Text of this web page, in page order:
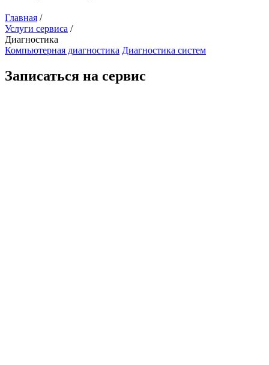
Главная /
Услуги сервиса /
Диагностика
Компьютерная диагностика Диагностика систем
Записаться на сервис